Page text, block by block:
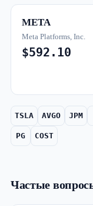
META
Meta Platforms, Inc.
$592.10
TSLA AVGO JPM
PG COST
Частые